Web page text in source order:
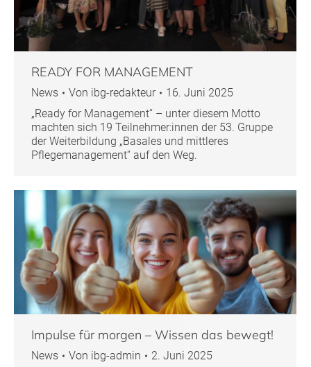
READY FOR MANAGEMENT
News Von ibg-redakteur
16. Juni 2025
„Ready for Management“ – unter diesem Motto
machten sich 19 Teilnehmer:innen der 53. Gruppe
der Weiterbildung „Basales und mittleres
Pflegemanagement“ auf den Weg.
Impulse für morgen – Wissen das bewegt!
News Von ibg-admin
2. Juni 2025